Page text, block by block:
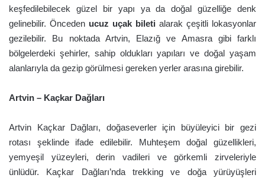
keşfedilebilecek güzel bir yapı ya da doğal güzelliğe denk
gelinebilir. Önceden ucuz uçak bileti alarak çeşitli lokasyonlar
gezilebilir. Bu noktada Artvin, Elazığ ve Amasra gibi farklı
bölgelerdeki şehirler, sahip oldukları yapıları ve doğal yaşam
alanlarıyla da gezip görülmesi gereken yerler arasına girebilir.
Artvin – Kaçkar Dağları
Artvin Kaçkar Dağları, doğaseverler için büyüleyici bir gezi
rotası şeklinde ifade edilebilir. Muhteşem doğal güzellikleri,
yemyeşil yüzeyleri, derin vadileri ve görkemli zirveleriyle
ünlüdür. Kaçkar Dağları’nda trekking ve doğa yürüyüşleri